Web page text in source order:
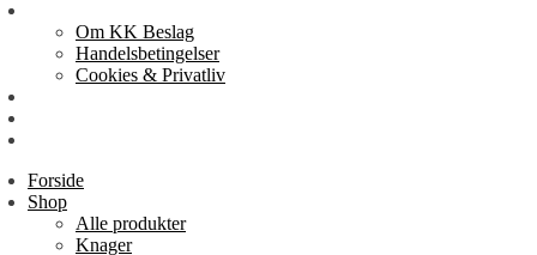
Om KK Beslag
Handelsbetingelser
Cookies & Privatliv
Forside
Shop
Alle produkter
Knager